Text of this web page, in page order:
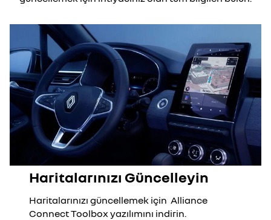
Haritalarınızı Güncelleyin
Haritalarınızı güncellemek için Alliance
Connect Toolbox yazılımını indirin.